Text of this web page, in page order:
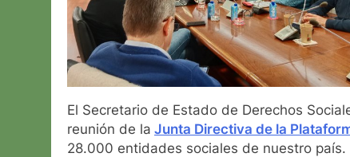
El Secretario de Estado de Derechos
reunión de la Junta Directiva de la
28.000 entidades sociales de nuestro país.